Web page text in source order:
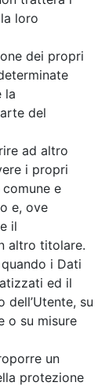
loro
dei propri
la
del
ad altro
i propri
e
e, ove
il
altro titolare.
i Dati
ed il
su
o su misure
un
protezione